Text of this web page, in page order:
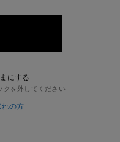
にする
クを外してください
の方